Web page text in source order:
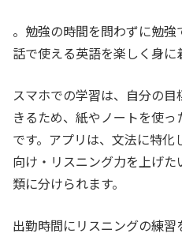
。勉強の時間を問わずに勉
話で使える英語を楽しく身に
スマホでの学習は、自分の
きるため、紙やノートを使
です。アプリは、文法に特
向け・リスニング力を上げ
類に分けられます。
出勤時間にリスニングの練